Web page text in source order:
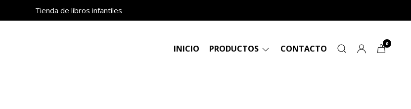
Tienda de libros infantiles
INICIO PRODUCTOS CONTACTO 0